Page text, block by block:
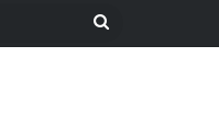
Search